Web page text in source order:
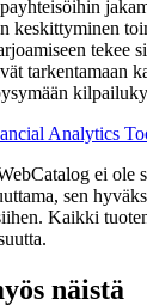
keskittyminen
tekee
tarkentamaan
Analytics
ei ole
sen
Kaikki
näistä